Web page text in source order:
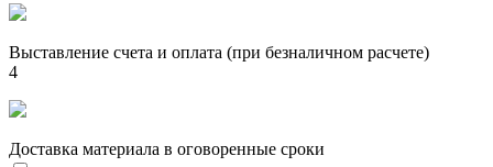
Выставление счета и оплата (при безналичном расчете)
4
Доставка материала в оговоренные сроки